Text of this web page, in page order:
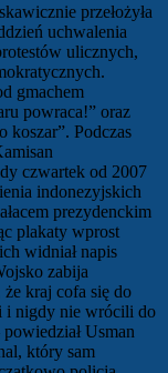
przełożyła
uchwalenia
ulicznych,
gmachem
powraca!” oraz
koszar”. Podczas
czwartek od 2007
indonezyjskich
prezydenckim
plakaty wprost
widniał napis
zabija
że kraj cofa się do
i nigdy nie wrócili do
Usman
który sam